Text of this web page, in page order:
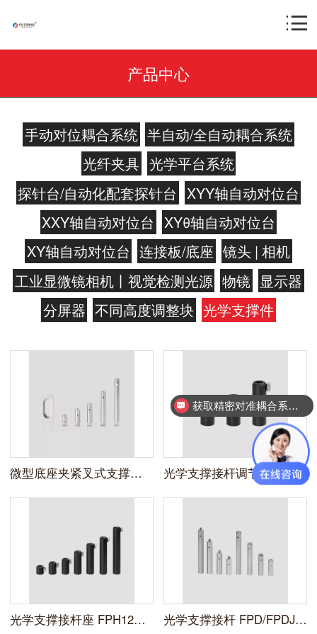
产品中心
手动对位耦合系统 半自动/全自动耦合系统
光纤夹具 光学平台系统
探针台/自动化配套探针台 XYY轴自动对位台
XXY轴自动对位台 XYθ轴自动对位台
XY轴自动对位台 连接板/底座 镜头 | 相机
工业显微镜相机丨视觉检测光源 物镜 显示器
分屏器 不同高度调整块 光学支撑件
微型底座夹紧叉式支撑杆 FPF系列 光学支撑接杆调节支架 FPH系列
光学支撑接杆座 FPH12系列 光学支撑接杆 FPD/FPDJ系列
获取精密对准耦合系统技术方案